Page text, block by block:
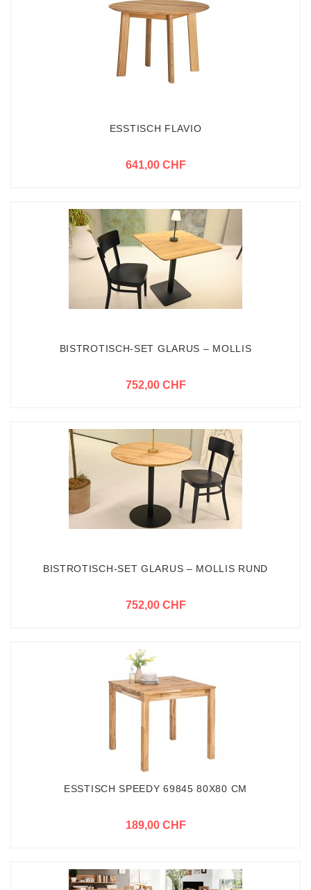
ESSTISCH FLAVIO
641,00 CHF
BISTROTISCH-SET GLARUS – MOLLIS
752,00 CHF
BISTROTISCH-SET GLARUS – MOLLIS RUND
752,00 CHF
ESSTISCH SPEEDY 69845 80X80 CM
189,00 CHF